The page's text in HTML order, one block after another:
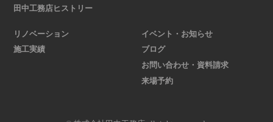
田中工務店ヒストリー
リノベーション
施工実績
イベント・お知らせ
ブログ
お問い合わせ・資料請求
来場予約